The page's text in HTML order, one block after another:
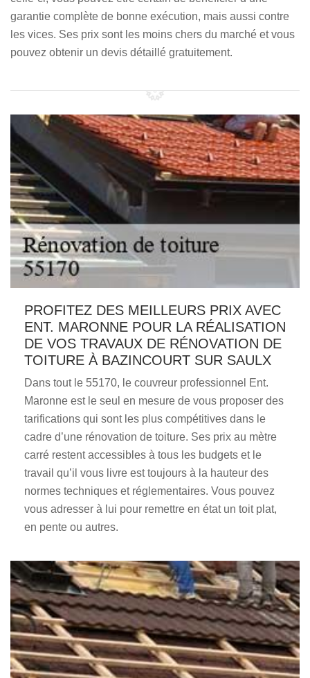
garantie complète de bonne exécution, mais aussi contre
les vices. Ses prix sont les moins chers du marché et vous
pouvez obtenir un devis détaillé gratuitement.
PROFITEZ DES MEILLEURS PRIX AVEC
ENT. MARONNE POUR LA RÉALISATION
DE VOS TRAVAUX DE RÉNOVATION DE
TOITURE À BAZINCOURT SUR SAULX
Dans tout le 55170, le couvreur professionnel Ent.
Maronne est le seul en mesure de vous proposer des
tarifications qui sont les plus compétitives dans le
cadre d’une rénovation de toiture. Ses prix au mètre
carré restent accessibles à tous les budgets et le
travail qu’il vous livre est toujours à la hauteur des
normes techniques et réglementaires. Vous pouvez
vous adresser à lui pour remettre en état un toit plat,
en pente ou autres.